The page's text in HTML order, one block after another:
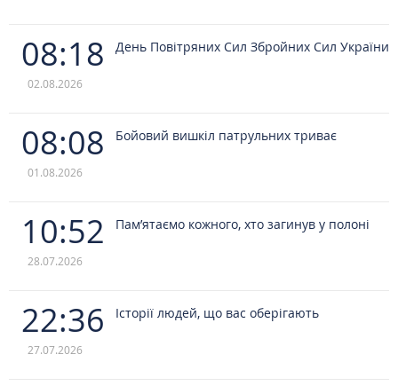
08:18
02.08.2026
День Повітряних Сил Збройних Сил України
08:08
01.08.2026
Бойовий вишкіл патрульних триває
10:52
28.07.2026
Пам’ятаємо кожного, хто загинув у полоні
22:36
27.07.2026
Історії людей, що вас оберігають